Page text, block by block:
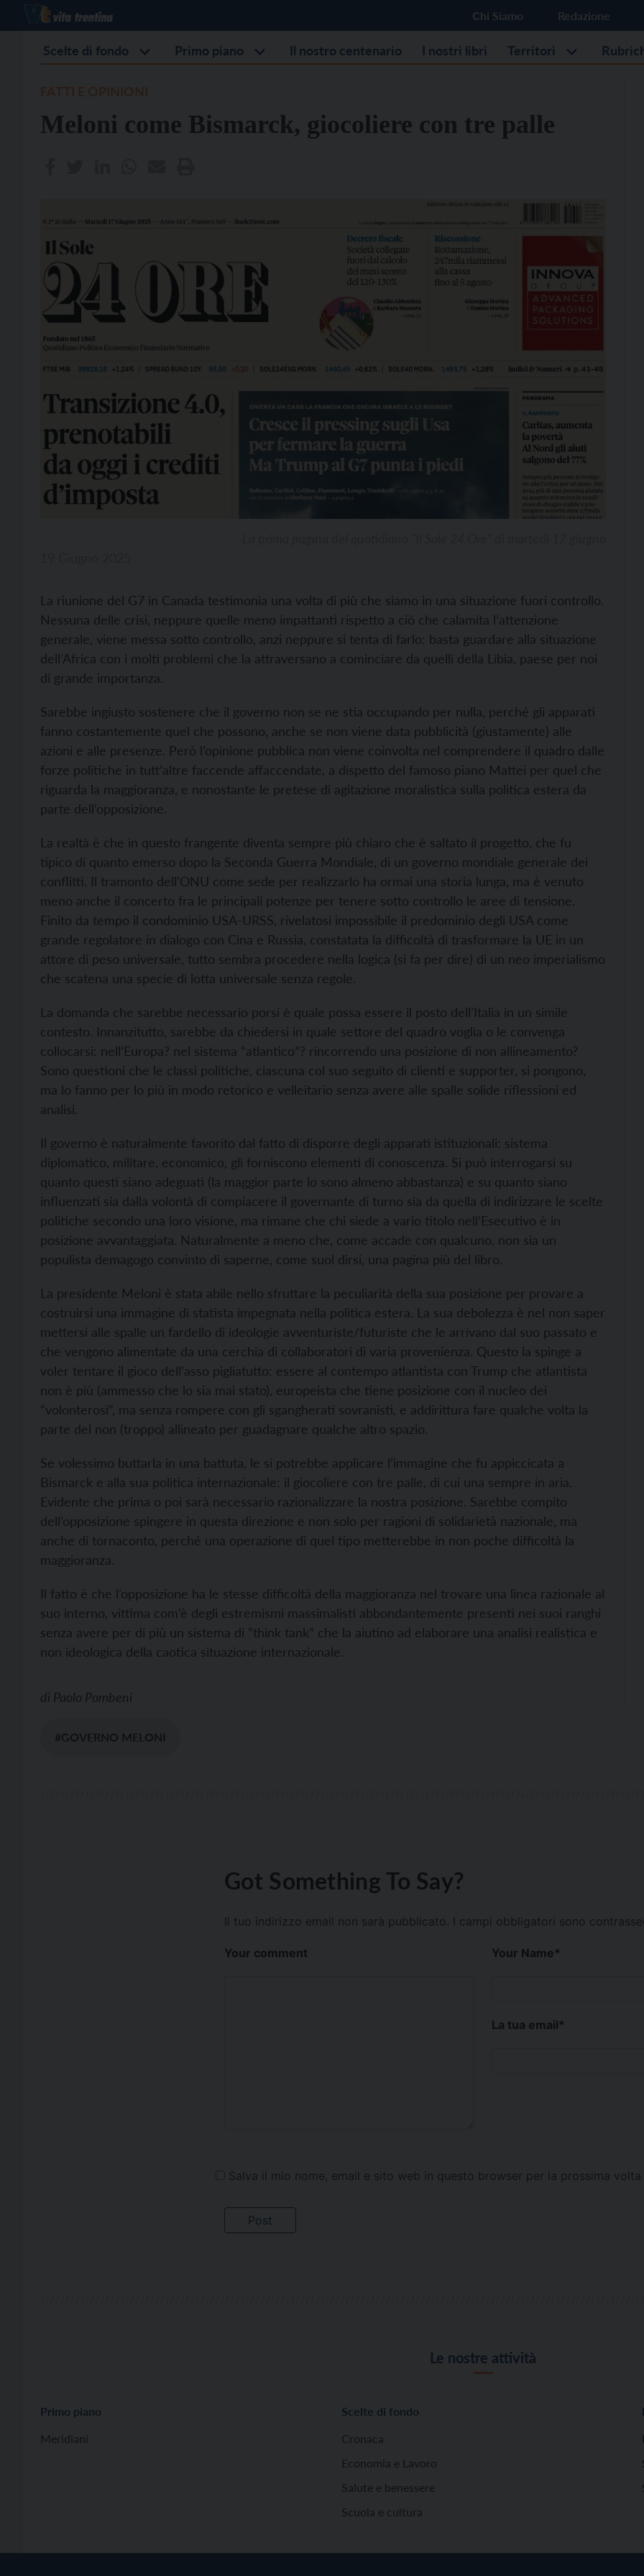
Chi Siamo Redazione
Scelte di fondo Primo piano Il nostro centenario I nostri libri Territori
Meloni come Bismarck, giocoliere con tre palle
La riunione del G7 in Canada testimonia una volta di più che siamo in una situazione fuori controllo.
Nessuna delle crisi, neppure quelle meno impattanti rispetto a ciò che calamita l’attenzione
generale, viene messa sotto controllo, anzi neppure si tenta di farlo: basta guardare alla situazione
dell’Africa con i molti problemi che la attraversano a cominciare da quelli della Libia, paese per noi
di grande importanza.
Sarebbe ingiusto sostenere che il governo non se ne stia occupando per nulla, perché gli apparati
fanno costantemente quel che possono, anche se non viene data pubblicità (giustamente) alle
azioni e alle presenze. Però l’opinione pubblica non viene coinvolta nel comprendere il quadro dalle
forze politiche in tutt’altre faccende affaccendate, a dispetto del famoso piano Mattei per quel che
riguarda la maggioranza, e nonostante le pretese di agitazione moralistica sulla politica estera da
parte dell’opposizione.
La realtà è che in questo frangente diventa sempre più chiaro che è saltato il progetto, che fu
tipico di quanto emerso dopo la Seconda Guerra Mondiale, di un governo mondiale generale dei
conflitti. Il tramonto dell’ONU come sede per realizzarlo ha ormai una storia lunga, ma è venuto
meno anche il concerto fra le principali potenze per tenere sotto controllo le aree di tensione.
Finito da tempo il condominio USA-URSS, rivelatosi impossibile il predominio degli USA come
grande regolatore in dialogo con Cina e Russia, constatata la difficoltà di trasformare la UE in un
attore di peso universale, tutto sembra procedere nella logica (si fa per dire) di un neo imperialismo
che scatena una specie di lotta universale senza regole.
La domanda che sarebbe necessario porsi è quale possa essere il posto dell’Italia in un simile
contesto. Innanzitutto, sarebbe da chiedersi in quale settore del quadro voglia o le convenga
collocarsi: nell’Europa? nel sistema “atlantico”? rincorrendo una posizione di non allineamento?
Sono questioni che le classi politiche, ciascuna col suo seguito di clienti e supporter, si pongono,
ma lo fanno per lo più in modo retorico e velleitario senza avere alle spalle solide riflessioni ed
analisi.
Il governo è naturalmente favorito dal fatto di disporre degli apparati istituzionali: sistema
diplomatico, militare, economico, gli forniscono elementi di conoscenza. Si può interrogarsi su
quanto questi siano adeguati (la maggior parte lo sono almeno abbastanza) e su quanto siano
influenzati sia dalla volontà di compiacere il governante di turno sia da quella di indirizzare le scelte
politiche secondo una loro visione, ma rimane che chi siede a vario titolo nell’Esecutivo è in
posizione avvantaggiata. Naturalmente a meno che, come accade con qualcuno, non sia un
populista demagogo convinto di saperne, come suol dirsi, una pagina più del libro.
La presidente Meloni è stata abile nello sfruttare la peculiarità della sua posizione per provare a
costruirsi una immagine di statista impegnata nella politica estera. La sua debolezza è nel non saper
mettersi alle spalle un fardello di ideologie avventuriste/futuriste che le arrivano dal suo passato e
che vengono alimentate da una cerchia di collaboratori di varia provenienza. Questo la spinge a
voler tentare il gioco dell’asso pigliatutto: essere al contempo atlantista con Trump che atlantista
non è più (ammesso che lo sia mai stato), europeista che tiene posizione con il nucleo dei
“volonterosi”, ma senza rompere con gli sgangherati sovranisti, e addirittura fare qualche volta la
parte del non (troppo) allineato per guadagnare qualche altro spazio.
Se volessimo buttarla in una battuta, le si potrebbe applicare l’immagine che fu appiccicata a
Bismarck e alla sua politica internazionale: il giocoliere con tre palle, di cui una sempre in aria.
Evidente che prima o poi sarà necessario razionalizzare la nostra posizione. Sarebbe compito
dell’opposizione spingere in questa direzione e non solo per ragioni di solidarietà nazionale, ma
anche di tornaconto, perché una operazione di quel tipo metterebbe in non poche difficoltà la
maggioranza.
Il fatto è che l’opposizione ha le stesse difficoltà della maggioranza nel trovare una linea razionale al
suo interno, vittima com’è degli estremismi massimalisti abbondantemente presenti nei suoi ranghi
senza avere per di più un sistema di “think tank” che la aiutino ad elaborare una analisi realistica e
non ideologica della caotica situazione internazionale.
di Paolo Pombeni
#GOVERNO MELONI
Got Something To Say?
Il tuo indirizzo email non sarà pubblicato. I campi obbligatori sono
Your comment Your Name*
La tua email*
Salva il mio nome, email e sito web in questo browser per la prossima
Le nostre attività
Primo piano
Meridiani
Scelte di fondo
Cronaca
Economia e Lavoro
Salute e benessere
Scuola e cultura